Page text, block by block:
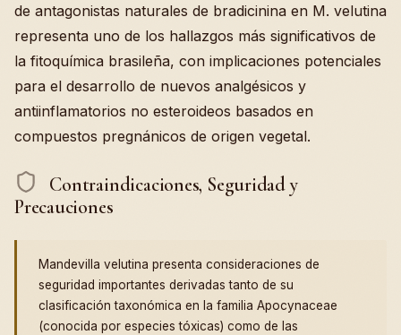
de antagonistas naturales de bradicinina en M. velutina
representa uno de los hallazgos más significativos de
la fitoquímica brasileña, con implicaciones potenciales
para el desarrollo de nuevos analgésicos y
antiinflamatorios no esteroideos basados en
compuestos pregnánicos de origen vegetal.
Contraindicaciones, Seguridad y
Precauciones
Mandevilla velutina presenta consideraciones de
seguridad importantes derivadas tanto de su
clasificación taxonómica en la familia Apocynaceae
(conocida por especies tóxicas) como de las